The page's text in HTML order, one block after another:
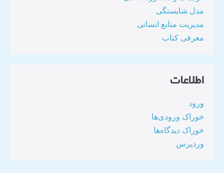
مدل شایستگی
مدیریت منابع انسانی
معرفی کتاب
اطلاعات
ورود
خوراک ورودی‌ها
خوراک دیدگاه‌ها
وردپرس